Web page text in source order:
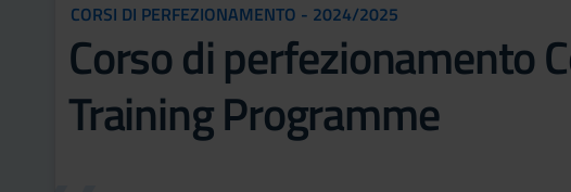
CORSI DI PERFEZIONAMENTO - 2024/2025
Corso di perfezionamento
Training Programme